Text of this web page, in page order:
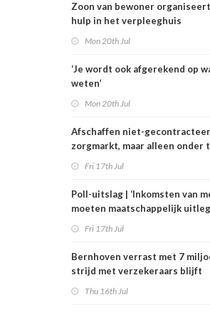
Zoon van bewoner
hulp in het verpleeghuis
Mon 20th Jul
‘Je wordt ook afgerekend op
weten’
Mon 20th Jul
Afschaffen niet-
zorgmarkt, maar alleen onder
Fri 17th Jul
Poll-uitslag | ‘Inkomsten van
moeten maatschappelijk
Fri 17th Jul
Bernhoven verrast met 7
strijd met verzekeraars blijft
Thu 16th Jul